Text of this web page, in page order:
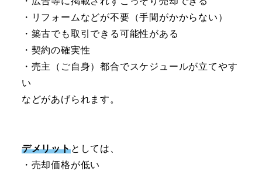
・リフォームなどが不要（手間がかからない）
・築古でも取引できる可能性がある
・契約の確実性
・売主（ご自身）都合でスケジュールが立てやす
い
などがあげられます。
デメリットとしては、
・売却価格が低い